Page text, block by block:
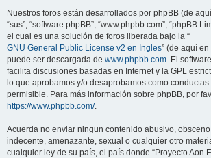
Nuestros foros están desarrollados por phpBB (de
“sus”, “software phpBB”, “www.phpbb.com”, “phpBB
el cual es una solución de foros liberada bajo la “
GNU General Public License v2 en Ingles” (de aquí en
puede ser descargada de www.phpbb.com. El
facilita discusiones basadas en Internet y la GPL
lo que aprobamos y/o desaprobamos como
permisible. Para más información sobre phpBB, por
https://www.phpbb.com/.
Acuerda no enviar ningun contenido abusivo,
indecente, amenazante, sexual o cualquier otro
cualquier ley de su país, el país donde “Proyecto Aon